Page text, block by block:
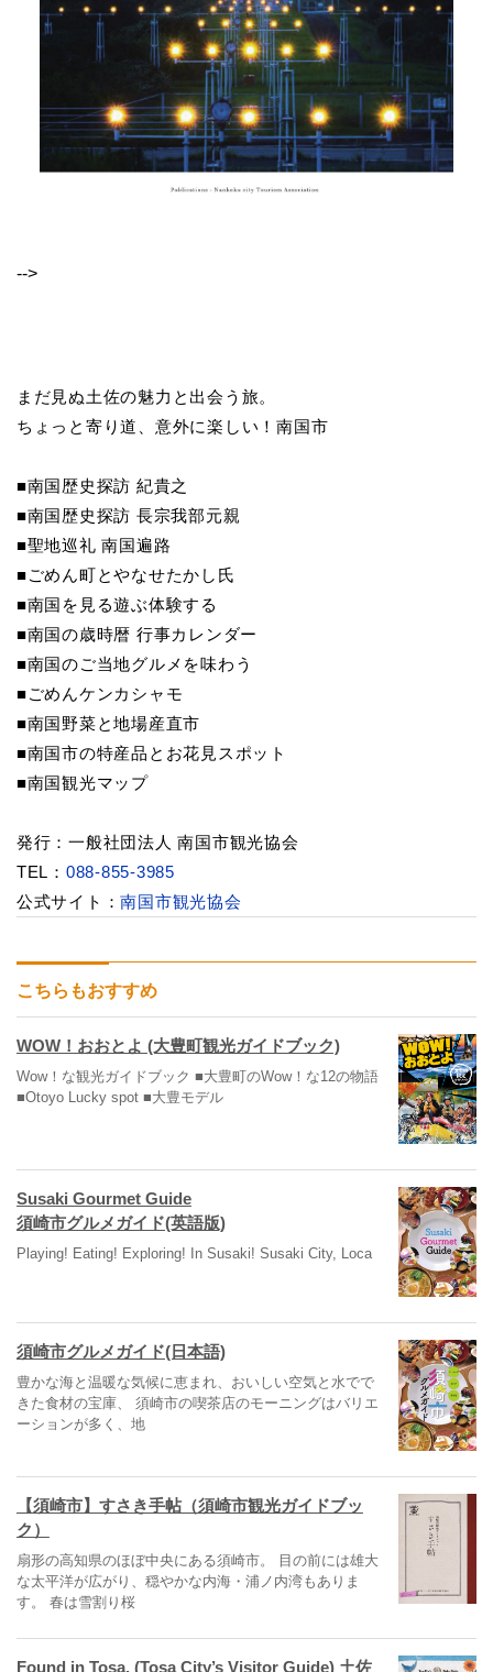
-->
まだ見ぬ土佐の魅力と出会う旅。
ちょっと寄り道、意外に楽しい！南国市
■南国歴史探訪 紀貴之
■南国歴史探訪 長宗我部元親
■聖地巡礼 南国遍路
■ごめん町とやなせたかし氏
■南国を見る遊ぶ体験する
■南国の歳時暦 行事カレンダー
■南国のご当地グルメを味わう
■ごめんケンカシャモ
■南国野菜と地場産直市
■南国市の特産品とお花見スポット
■南国観光マップ
発行：一般社団法人 南国市観光協会
TEL： 088-855-3985
公式サイト：南国市観光協会
こちらもおすすめ
WOW！おおとよ (大豊町観光ガイドブック)
Wow！な観光ガイドブック ■大豊町のWow！な12の物語
■Otoyo Lucky spot ■大豊モデル
Susaki Gourmet Guide
須崎市グルメガイド(英語版)
Playing! Eating! Exploring! In Susaki! Susaki City, Loca
須崎市グルメガイド(日本語)
豊かな海と温暖な気候に恵まれ、おいしい空気と水でで
きた食材の宝庫、 須崎市の喫茶店のモーニングはバリエ
ーションが多く、地
【須崎市】すさき手帖（須崎市観光ガイドブッ
ク）
扇形の高知県のほぼ中央にある須崎市。 目の前には雄大
な太平洋が広がり、穏やかな内海・浦ノ内湾もありま
す。 春は雪割り桜
Found in Tosa. (Tosa City’s Visitor Guide) 土佐